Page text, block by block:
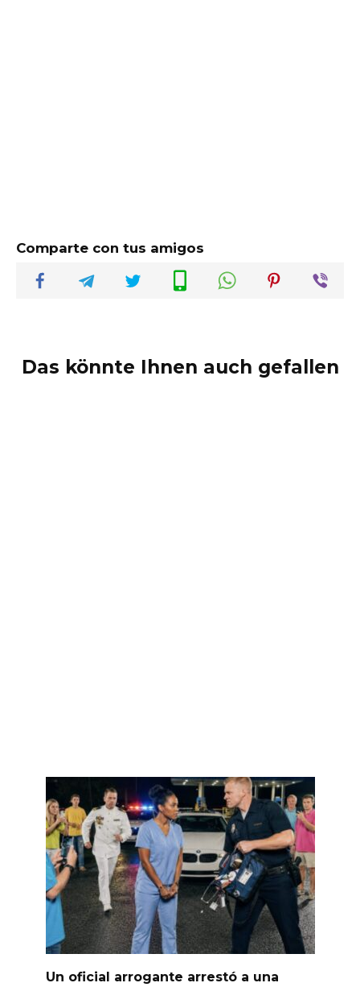
Comparte con tus amigos
Das könnte Ihnen auch gefallen
Un oficial arrogante arrestó a una